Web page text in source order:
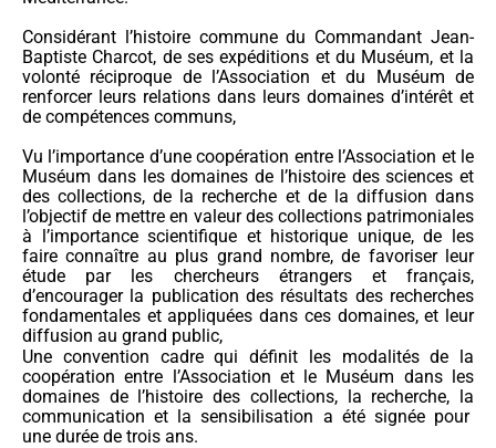
Considérant l’histoire commune du Commandant Jean-
Baptiste Charcot, de ses expéditions et du Muséum, et la
volonté réciproque de l’Association et du Muséum de
renforcer leurs relations dans leurs domaines d’intérêt et
de compétences communs,
Vu l’importance d’une coopération entre l’Association et le
Muséum dans les domaines de l’histoire des sciences et
des collections, de la recherche et de la diffusion dans
l’objectif de mettre en valeur des collections patrimoniales
à l’importance scientifique et historique unique, de les
faire connaître au plus grand nombre, de favoriser leur
étude par les chercheurs étrangers et français,
d’encourager la publication des résultats des recherches
fondamentales et appliquées dans ces domaines, et leur
diffusion au grand public,
Une convention cadre qui définit les modalités de la
coopération entre l’Association et le Muséum dans les
domaines de l’histoire des collections, la recherche, la
communication et la sensibilisation a été signée pour
une durée de trois ans.